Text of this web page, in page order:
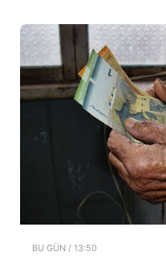
BU GÜN / 13:50